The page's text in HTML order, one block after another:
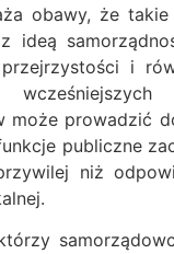
obawy, że
ideą
i
może prowadzić
publiczne
niż